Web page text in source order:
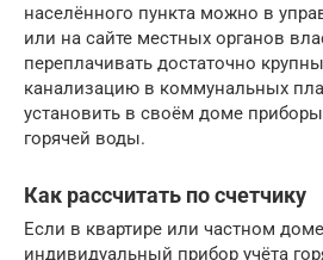
населённого пункта можно в
или на сайте местных органов
переплачивать достаточно
канализацию в коммунальных
установить в своём доме
горячей воды.
Как рассчитать по счетчику
Если в квартире или частном
индивидуальный прибор учёта